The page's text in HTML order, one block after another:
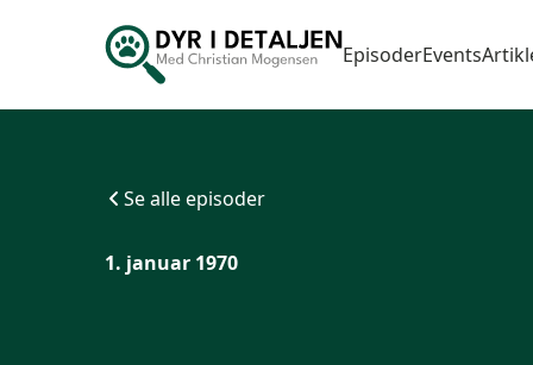
EpisoderEvents
Se alle episoder
1. januar 1970